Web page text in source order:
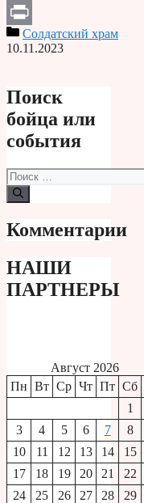
Telegram
PrintСолдатский храм
10.11.2023
Поиск
бойца или
события
Поиск:
Комментарии
НАШИ
ПАРТНЕРЫ
Август 2026
Пн Вт Ср Чт Пт Сб
1
3
4 5 6 7 8
10
11 12 13 14 15
17
18 19 20 21 22
24
25 26 27 28 29